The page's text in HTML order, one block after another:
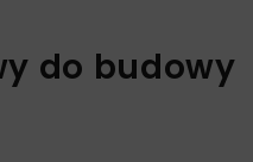
do budowy